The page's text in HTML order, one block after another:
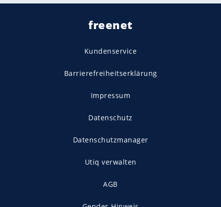
freenet
Kundenservice
Barrierefreiheitserklärung
Impressum
Datenschutz
Datenschutzmanager
Utiq verwalten
AGB